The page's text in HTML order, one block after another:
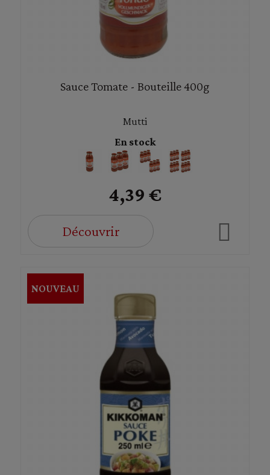
Sauce Tomate - Bouteille 400g
Mutti
En stock
4,39 €
Découvrir
NOUVEAU